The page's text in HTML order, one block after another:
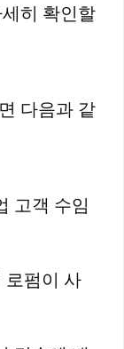
히 확인할
다음과 같
고객 수임
로펌이 사